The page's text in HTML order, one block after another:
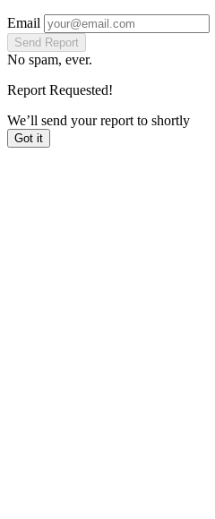
Email
Send Report
No spam, ever.
Report Requested!
We’ll send your report to shortly
Got it